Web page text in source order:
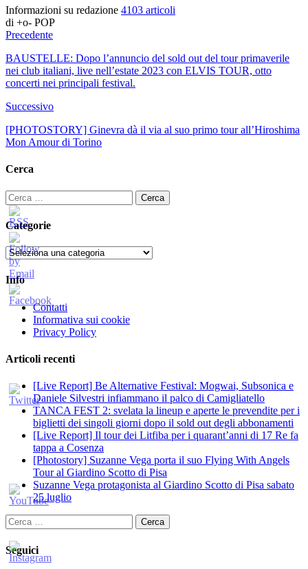
Informazioni su redazione 4103 articoli
di +o- POP
Precedente
BAUSTELLE: Dopo l’annuncio del sold out del tour primaverile
nei club italiani, live nell’estate 2023 con ELVIS TOUR, otto
concerti nei principali festival.
Successivo
[PHOTOSTORY] Ginevra dà il via al suo primo tour all’Hiroshima
Mon Amour di Torino
Cerca
Ricerca
per:
Categorie
Categorie
Info
Contatti
Informativa sui cookie
Privacy Policy
Articoli recenti
[Live Report] Be Alternative Festival: Mogwai, Subsonica e
Daniele Silvestri infiammano il palco di Camigliatello
TANCA FEST 2: svelata la lineup e aperte le prevendite per i
biglietti dei singoli giorni dopo il sold out degli abbonamenti
[Live Report] Il tour dei Litfiba per i quarant’anni di 17 Re fa
tappa a Cosenza
[Photostory] Suzanne Vega porta il suo Flying With Angels
Tour al Giardino Scotto di Pisa
Suzanne Vega protagonista al Giardino Scotto di Pisa sabato
25 luglio
Ricerca
per:
Seguici